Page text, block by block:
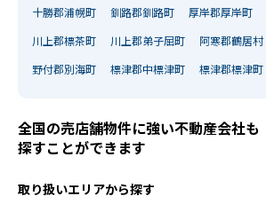
十勝郡浦幌町 釧路郡釧路町 厚岸郡厚岸町
川上郡標茶町 川上郡弟子屈町 阿寒郡鶴居村
野付郡別海町 標津郡中標津町 標津郡標津町
全国の売店舗物件に強い不動産会社も
探すことができます
取り扱いエリアから探す